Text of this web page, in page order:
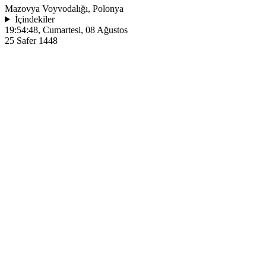
Mazovya Voyvodalığı, Polonya
İçindekiler
19:54:48, Cumartesi, 08 Ağustos
25 Safer 1448